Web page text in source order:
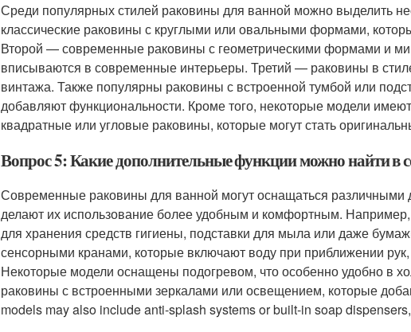
Среди популярных стилей раковины для ванной можно выделить
классические раковины с круглыми или овальными формами,
Второй — современные раковины с геометрическими формами и
вписываются в современные интерьеры. Третий — раковины в
винтажа. Также популярны раковины с встроенной тумбой или
добавляют функциональности. Кроме того, некоторые модели
квадратные или угловые раковины, которые могут стать
Вопрос 5: Какие дополнительные функции можно найти в
Современные раковины для ванной могут оснащаться
делают их использование более удобным и комфортным.
для хранения средств гигиены, подставки для мыла или даже
сенсорными кранами, которые включают воду при приближении рук,
Некоторые модели оснащены подогревом, что особенно удобно в
раковины с встроенными зеркалами или освещением, которые
models may also include anti-splash systems or built-in soap